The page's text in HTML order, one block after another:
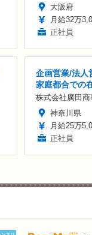
大阪府
月給32万
正社員
企画営業/法人
家庭都合での
株式会社廣田商
神奈川県
月給25万
正社員